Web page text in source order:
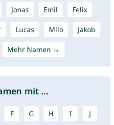
Jonas Emil Felix
Lucas Milo Jakob
Mehr Namen →
mit ...
F G H I J